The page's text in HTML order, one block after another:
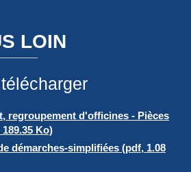
LOIN
regroupement d'officines - Pièces
Ko)
démarches-simplifiées (pdf, 1.08